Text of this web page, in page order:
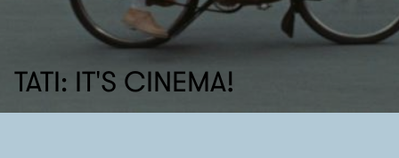
TATI: IT'S CINEMA!